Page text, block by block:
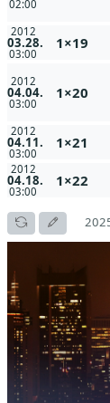
02:00
2012
03.28.
03:00
1×19
2012
04.04.
03:00
1×20
2012
04.11.
03:00
1×21
2012
04.18.
03:00
1×22